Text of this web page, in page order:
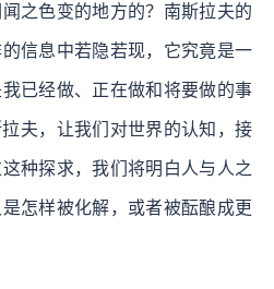
之色变的地方的？南斯拉夫的
信息中若隐若现，它究竟是一
已经做、正在做和将要做的事
夫，让我们对世界的认知，接
种探求，我们将明白人与人之
怎样被化解，或者被酝酿成更